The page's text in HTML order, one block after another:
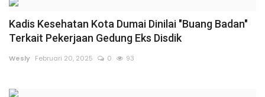
Olahraga
Hukum
Kadis Kesehatan Kota Dumai Dinilai "Buang Badan"
Terkait Pekerjaan Gedung Eks Disdik
Wesly Februari 20, 2025 0 93